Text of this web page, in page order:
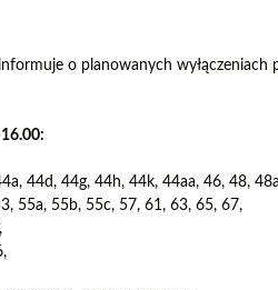
o planowanych wyłączeniach
44d, 44g, 44h, 44k, 44aa, 46, 48,
55a, 55b, 55c, 57, 61, 63, 65, 67,